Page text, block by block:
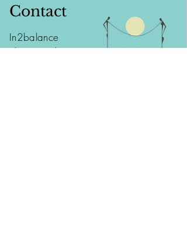
Contact
In2balance
Els Desintebin